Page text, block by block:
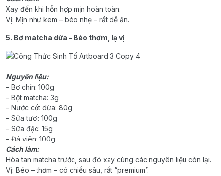
Xay đến khi hỗn hợp mịn hoàn toàn.
Vị: Mịn như kem – béo nhẹ – rất dễ ăn.
5. Bơ matcha dừa – Béo thơm, lạ vị
Nguyên liệu:
– Bơ chín: 100g
– Bột matcha: 3g
– Nước cốt dừa: 80g
– Sữa tươi: 100g
– Sữa đặc: 15g
– Đá viên: 100g
Cách làm:
Hòa tan matcha trước, sau đó xay cùng các nguyên liệu còn lại.
Vị: Béo – thơm – có chiều sâu, rất “premium”.